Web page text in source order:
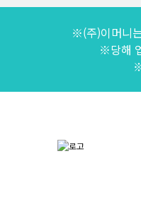
※(주)이머니
※당해